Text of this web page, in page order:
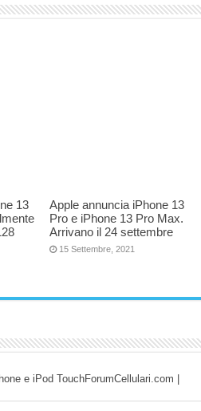
13
Apple annuncia iPhone 13
Pro e iPhone 13 Pro Max.
Arrivano il 24 settembre
15 Settembre, 2021
e iPod TouchForumCellulari.com |